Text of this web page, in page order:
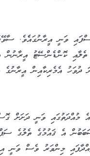
ވަނީ އީރާނުގައެެވެ.
ކޮންޑެންސޭޓު އީރާނުން
ތެރޭގައި ކަމަށެވެ. އެއީ އޭޕްރިލް މަހުގެ 13ވަނަ
މުއްދަތުގައި ވަނީ ދަށަށް
އެ ޤައުމުގެ ތެލުގެ
މިންވަރު ވެސް ވަނީ